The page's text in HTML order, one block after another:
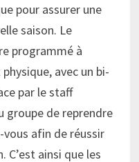
pour assurer une
saison. Le
programmé à
avec un bi-
par le staff
groupe de reprendre
afin de réussir
C’est ainsi que les